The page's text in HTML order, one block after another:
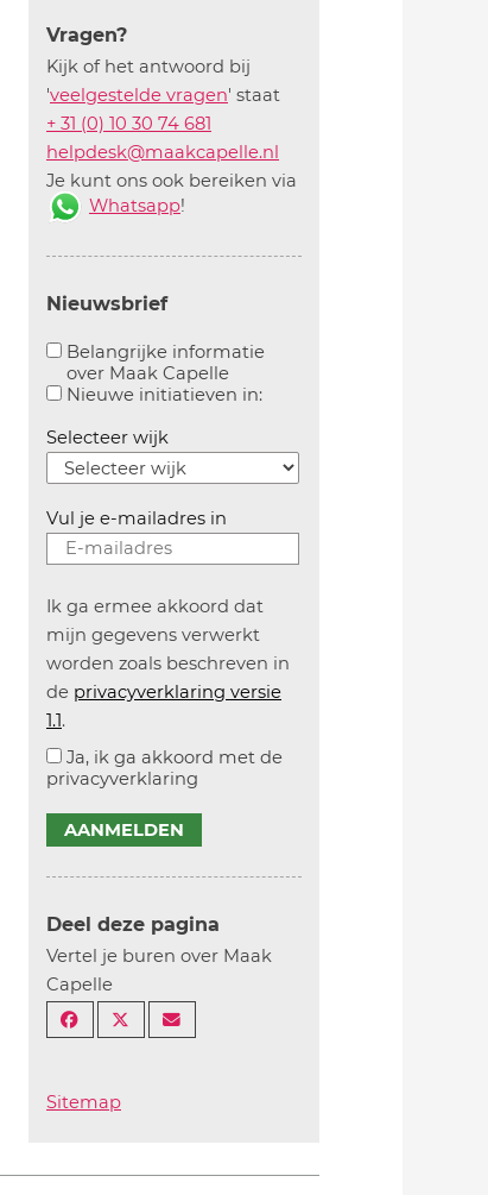
Vragen?
Kijk of het antwoord bij
'veelgestelde vragen' staat
+ 31 (0) 10 30 74 681
helpdesk@maakcapelle.nl
Je kunt ons ook bereiken via
Whatsapp!
Nieuwsbrief
Belangrijke informatie
over Maak Capelle
Aanvinken om belangrijke informatie over
Nieuwe initiatieven in:Aanvinken om
Selecteer wijk
Vul je e-mailadres in
Ik ga ermee akkoord dat
mijn gegevens verwerkt
worden zoals beschreven in
de privacyverklaring versie
1.1.
Ja, ik ga akkoord met de
privacyverklaring
AANMELDEN
Deel deze pagina
Vertel je buren over Maak
Capelle
Sitemap